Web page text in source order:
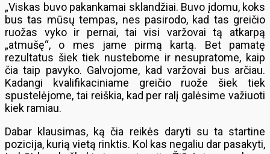
„Viskas buvo pakankamai sklandžiai. Buvo įdomu, koks
bus tas mūsų tempas, nes pasirodo, kad tas greičio
ruožas vyko ir pernai, tai visi varžovai tą atkarpą
„atmušę“, o mes jame pirmą kartą. Bet pamatę
rezultatus šiek tiek nustebome ir nesupratome, kaip
čia taip pavyko. Galvojome, kad varžovai bus arčiau.
Kadangi kvalifikaciniame greičio ruože šiek tiek
spustelėjome, tai reiškia, kad per ralį galėsime važiuoti
kiek ramiau.
Dabar klausimas, ką čia reikės daryti su ta startine
pozicija, kurią vietą rinktis. Kol kas negaliu dar pasakyti,